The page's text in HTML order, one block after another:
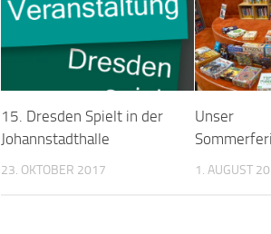
15. Dresden Spielt in der
Johannstadthalle
23. OKTOBER 2017
Unser
1. AUGUST